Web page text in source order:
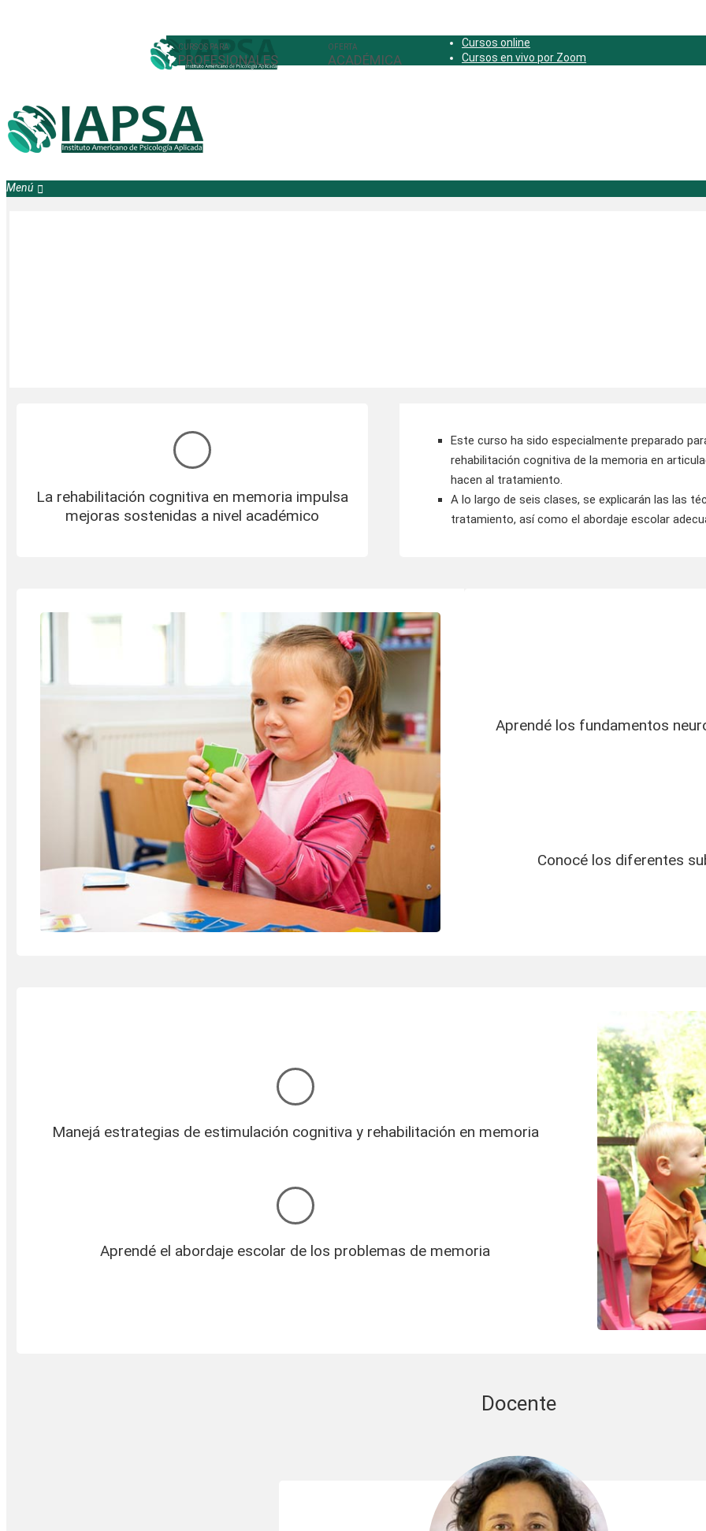
PROFESIONALES ACADÉMICA
Cursos online
Cursos en vivo por Zoom
Aprendé las bases del tratamiento neuropsicológico en problemas
La rehabilitación cognitiva en memoria impulsa
mejoras sostenidas a nivel académico
Este curso ha sido especialmente preparado
rehabilitación cognitiva de la memoria en
hacen al tratamiento.
A lo largo de seis clases, se explicarán las las
tratamiento, así como el abordaje escolar
Aprendé los fundamentos
Conocé los diferentes
Manejá estrategias de estimulación cognitiva y rehabilitación en memoria
Aprendé el abordaje escolar de los problemas de memoria
Docente